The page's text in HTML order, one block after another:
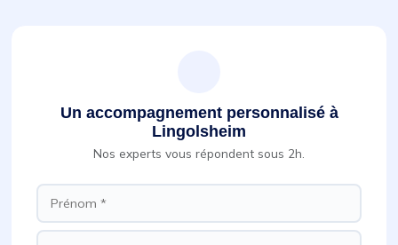
Un accompagnement personnalisé à
Lingolsheim
Nos experts vous répondent sous 2h.